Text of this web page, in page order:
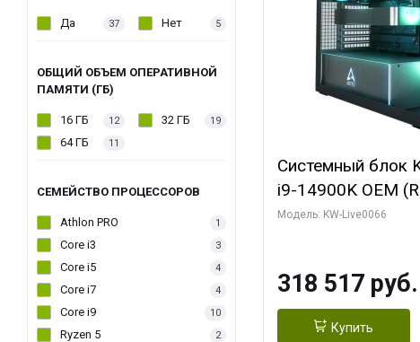
Да 37 Нет 5
ОБЩИЙ ОБЪЕМ ОПЕРАТИВНОЙ
ПАМЯТИ (ГБ)
16 ГБ 12 32 ГБ 19
64 ГБ 11
СЕМЕЙСТВО ПРОЦЕССОРОВ
Athlon PRO 1
Core i3 3
Core i5 4
Core i7 4
Core i9 10
Ryzen 5 2
Системный блок
i9-14900K OEM
7, C24 16EC/
GDDR7 256bit/ 1
Модель: KW-Live0066
318 517 руб.
Купить